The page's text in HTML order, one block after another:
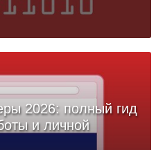
2026: полный гид
и личной